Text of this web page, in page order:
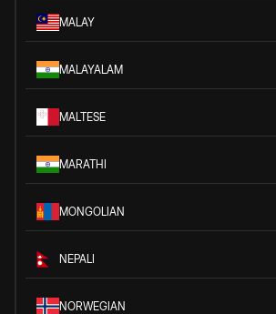
MALAY
MALAYALAM
MALTESE
MARATHI
MONGOLIAN
NEPALI
NORWEGIAN